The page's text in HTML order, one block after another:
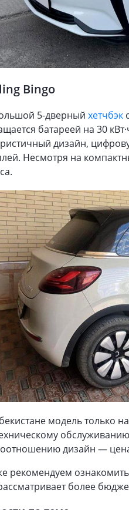
Bingo
5-дверный хетчбэк
батареей на 30
дизайн,
Несмотря на
модель только
дизайн —
рекомендуем
более